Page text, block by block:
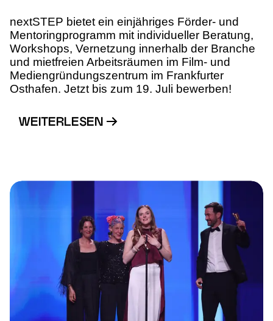
nextSTEP bietet ein einjähriges Förder- und
Mentoringprogramm mit individueller Beratung,
Workshops, Vernetzung innerhalb der Branche
und mietfreien Arbeitsräumen im Film- und
Mediengründungszentrum im Frankfurter
Osthafen. Jetzt bis zum 19. Juli bewerben!
WEITERLESEN